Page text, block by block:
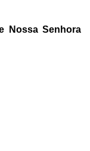
Nossa Senhora